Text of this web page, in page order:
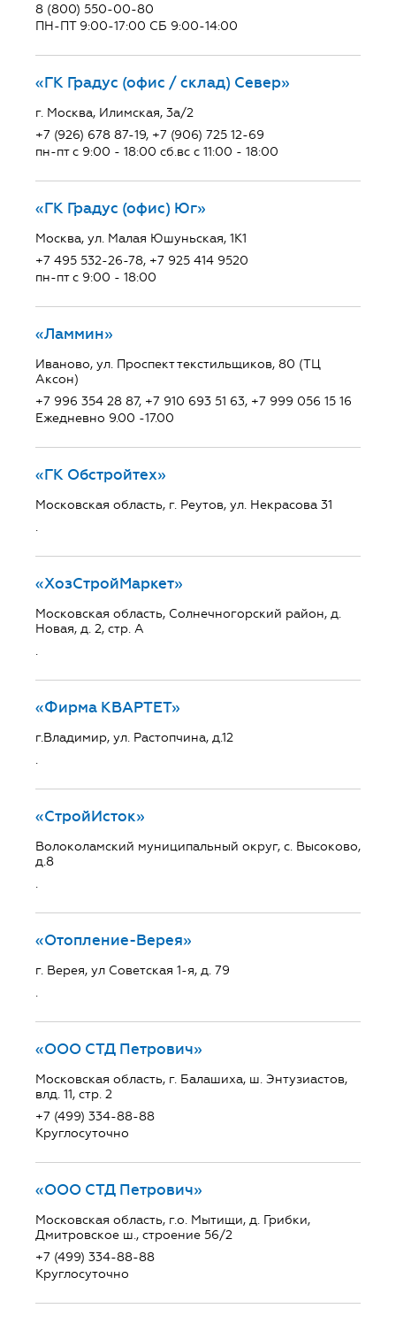
8 (800) 550-00-80
ПН-ПТ 9:00-17:00 СБ 9:00-14:00
«ГК Градус (офис / склад) Север»
г. Москва, Илимская, 3а/2
+7 (926) 678 87-19, +7 (906) 725 12-69
пн-пт с 9:00 - 18:00 сб.вс с 11:00 - 18:00
«ГК Градус (офис) Юг»
Москва, ул. Малая Юшуньская, 1К1
+7 495 532-26-78, +7 925 414 9520
пн-пт с 9:00 - 18:00
«Ламмин»
Иваново, ул. Проспект текстильщиков, 80 (ТЦ
Аксон)
+7 996 354 28 87, +7 910 693 51 63, +7 999 056 15 16
Ежедневно 9.00 -17.00
«ГК Обстройтех»
Московская область, г. Реутов, ул. Некрасова 31
.
«ХозСтройМаркет»
Московская область, Солнечногорский район, д.
Новая, д. 2, стр. А
.
«Фирма КВАРТЕТ»
г.Владимир, ул. Растопчина, д.12
.
«СтройИсток»
Волоколамский муниципальный округ, с. Высоково,
д.8
.
«Отопление-Верея»
г. Верея, ул Советская 1-я, д. 79
.
«ООО СТД Петрович»
Московская область, г. Балашиха, ш. Энтузиастов,
влд. 11, стр. 2
+7 (499) 334-88-88
Круглосуточно
«ООО СТД Петрович»
Московская область, г.о. Мытищи, д. Грибки,
Дмитровское ш., строение 56/2
+7 (499) 334-88-88
Круглосуточно